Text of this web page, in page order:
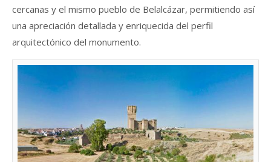
cercanas y el mismo pueblo de Belalcázar, permitiendo así
una apreciación detallada y enriquecida del perfil
arquitectónico del monumento.